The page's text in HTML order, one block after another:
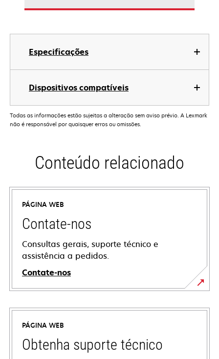
Especificações
Dispositivos compatíveis
Todas as informações estão sujeitas a alteração sem aviso prévio. A Lexmark
não é responsável por quaisquer erros ou omissões.
Conteúdo relacionado
PÁGINA WEB
Contate-nos
Consultas gerais, suporte técnico e
assistência a pedidos.
Contate-nos
PÁGINA WEB
Obtenha suporte técnico